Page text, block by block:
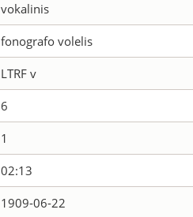
vokalinis
fonografo volelis
LTRF v
6
1
02:13
1909-06-22